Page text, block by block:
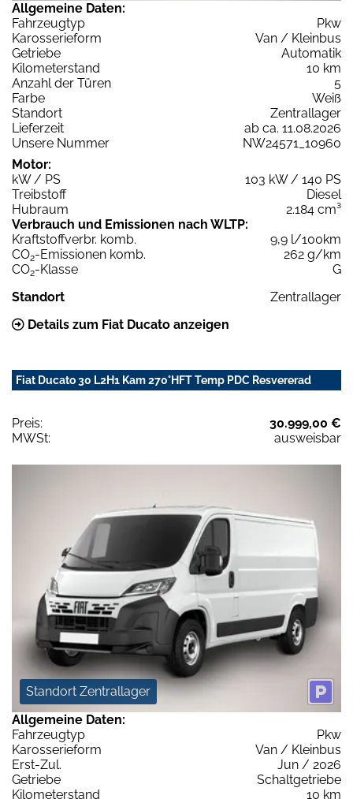
Allgemeine Daten:
Fahrzeugtyp
Pkw
Karosserieform
Van / Kleinbus
Getriebe
Automatik
Kilometerstand
10 km
Anzahl der Türen
5
Farbe
Weiß
Standort
Zentrallager
Lieferzeit
ab ca. 11.08.2026
Unsere Nummer
NW24571_10960
Motor:
kW / PS
103 kW / 140 PS
Treibstoff
Diesel
Hubraum
2.184 cm³
Verbrauch und Emissionen nach WLTP:
Kraftstoffverbr. komb.
9,9 l/100km
CO2-Emissionen komb.
262 g/km
CO2-Klasse
G
Standort
Zentrallager
Details zum Fiat Ducato anzeigen
Fiat Ducato 30 L2H1 Kam 270°HFT Temp PDC Resvererad
Preis:
30.999,00 €
MWSt:
ausweisbar
Standort Zentrallager
Allgemeine Daten:
Fahrzeugtyp
Pkw
Karosserieform
Van / Kleinbus
Erst-Zul.
Jun / 2026
Getriebe
Schaltgetriebe
Kilometerstand
10 km